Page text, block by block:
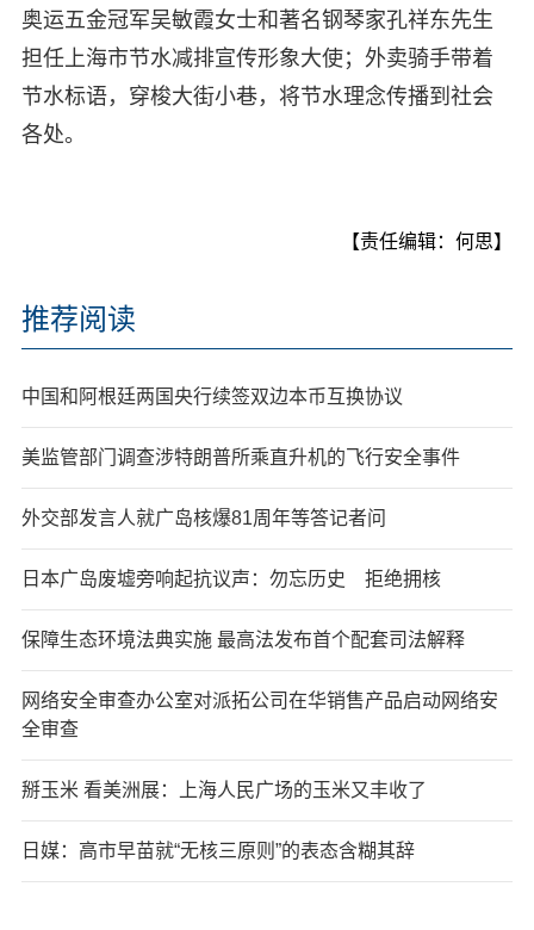
奥运五金冠军吴敏霞女士和著名钢琴家孔祥东先生
担任上海市节水减排宣传形象大使；外卖骑手带着
节水标语，穿梭大街小巷，将节水理念传播到社会
各处。
【责任编辑：何思】
推荐阅读
中国和阿根廷两国央行续签双边本币互换协议
美监管部门调查涉特朗普所乘直升机的飞行安全事件
外交部发言人就广岛核爆81周年等答记者问
日本广岛废墟旁响起抗议声：勿忘历史 拒绝拥核
保障生态环境法典实施 最高法发布首个配套司法解释
网络安全审查办公室对派拓公司在华销售产品启动网络安
全审查
掰玉米 看美洲展：上海人民广场的玉米又丰收了
日媒：高市早苗就“无核三原则”的表态含糊其辞